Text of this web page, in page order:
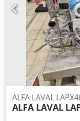
schakelkast,
Op aanvraag
ALFA LAVAL
ALFA LAVAL